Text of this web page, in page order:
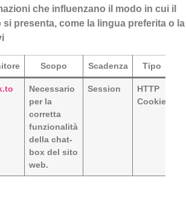
che influenzano il modo in cui il
presenta, come la lingua preferita o la
Scopo Scadenza Tipo
Necessario
per la
corretta
funzionalità
della chat-
box del sito
web.
Session
HTTP
Cookie